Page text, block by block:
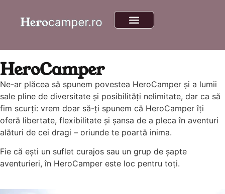
HeroCamper
Ne-ar plăcea să spunem povestea HeroCamper și a lumii
sale pline de diversitate și posibilități nelimitate, dar ca să
fim scurți: vrem doar să-ți spunem că HeroCamper îți
oferă libertate, flexibilitate și șansa de a pleca în aventuri
alături de cei dragi – oriunde te poartă inima.
Fie că ești un suflet curajos sau un grup de șapte
aventurieri, în HeroCamper este loc pentru toți.